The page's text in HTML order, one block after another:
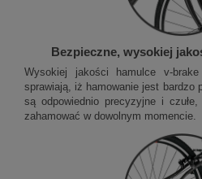
Bezpieczne, wysokiej
Wysokiej jakości hamulce v-
sprawiają, iż hamowanie jest bardzo
są odpowiednio precyzyjne i
zahamować w dowolnym momencie.